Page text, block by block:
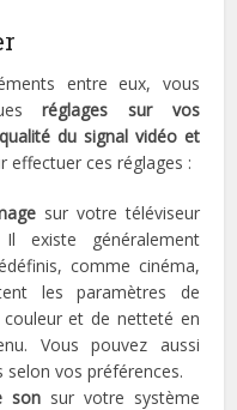
entre eux, vous
réglages sur vos
du signal vidéo et
effectuer ces réglages :
sur votre téléviseur
existe généralement
comme cinéma,
les paramètres de
et de netteté en
Vous pouvez aussi
vos préférences.
sonsur votre système